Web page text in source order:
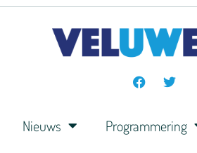
Nieuws Programmering